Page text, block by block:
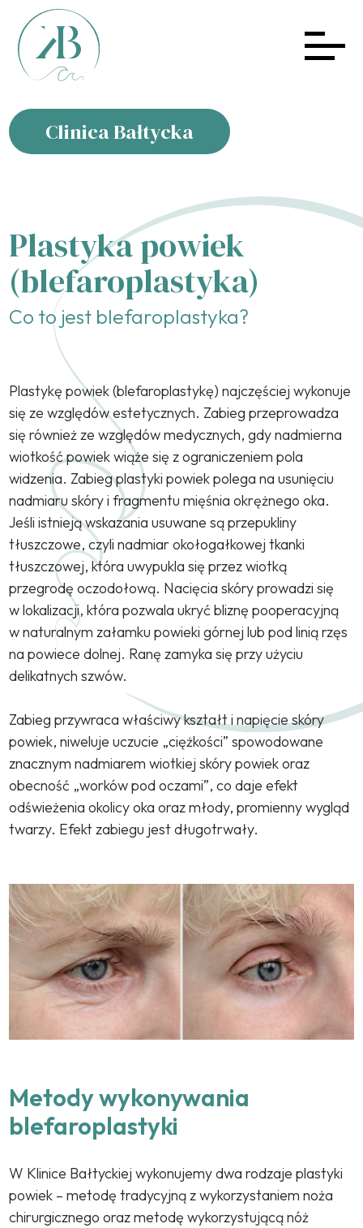
Clinica Bałtycka
Plastyka powiek
(blefaroplastyka)
Co to jest blefaroplastyka?
Plastykę powiek (blefaroplastykę) najczęściej wykonuje
się ze względów estetycznych. Zabieg przeprowadza
się również ze względów medycznych, gdy nadmierna
wiotkość powiek wiąże się z ograniczeniem pola
widzenia. Zabieg plastyki powiek polega na usunięciu
nadmiaru skóry i fragmentu mięśnia okrężnego oka.
Jeśli istnieją wskazania usuwane są przepukliny
tłuszczowe, czyli nadmiar okołogałkowej tkanki
tłuszczowej, która uwypukla się przez wiotką
przegrodę oczodołową. Nacięcia skóry prowadzi się
w lokalizacji, która pozwala ukryć bliznę pooperacyjną
w naturalnym załamku powieki górnej lub pod linią rzęs
na powiece dolnej. Ranę zamyka się przy użyciu
delikatnych szwów.
Zabieg przywraca właściwy kształt i napięcie skóry
powiek, niweluje uczucie „ciężkości” spowodowane
znacznym nadmiarem wiotkiej skóry powiek oraz
obecność „worków pod oczami”, co daje efekt
odświeżenia okolicy oka oraz młody, promienny wygląd
twarzy. Efekt zabiegu jest długotrwały.
Metody wykonywania
blefaroplastyki
W Klinice Bałtyckiej wykonujemy dwa rodzaje plastyki
powiek – metodę tradycyjną z wykorzystaniem noża
chirurgicznego oraz metodę wykorzystującą nóż